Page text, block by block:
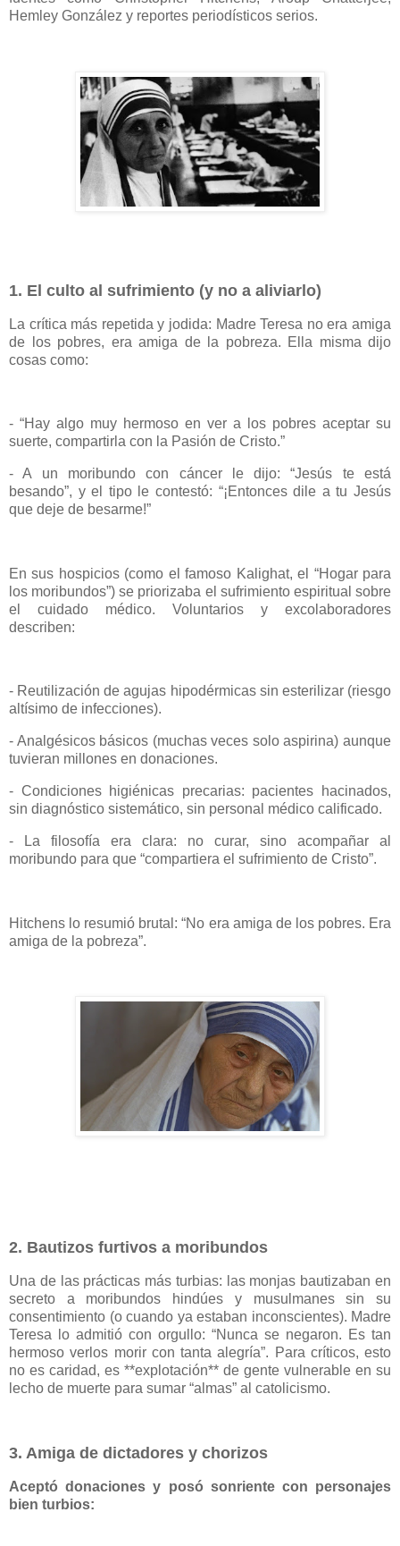
Hemley González y reportes periodísticos serios.
1. El culto al sufrimiento (y no a aliviarlo)
La crítica más repetida y jodida: Madre Teresa no era amiga
de los pobres, era amiga de la pobreza. Ella misma dijo
cosas como:
- “Hay algo muy hermoso en ver a los pobres aceptar su
suerte, compartirla con la Pasión de Cristo.”
- A un moribundo con cáncer le dijo: “Jesús te está
besando”, y el tipo le contestó: “¡Entonces dile a tu Jesús
que deje de besarme!”
En sus hospicios (como el famoso Kalighat, el “Hogar para
los moribundos”) se priorizaba el sufrimiento espiritual sobre
el cuidado médico. Voluntarios y excolaboradores
describen:
- Reutilización de agujas hipodérmicas sin esterilizar (riesgo
altísimo de infecciones).
- Analgésicos básicos (muchas veces solo aspirina) aunque
tuvieran millones en donaciones.
- Condiciones higiénicas precarias: pacientes hacinados,
sin diagnóstico sistemático, sin personal médico calificado.
- La filosofía era clara: no curar, sino acompañar al
moribundo para que “compartiera el sufrimiento de Cristo”.
Hitchens lo resumió brutal: “No era amiga de los pobres. Era
amiga de la pobreza”.
2. Bautizos furtivos a moribundos
Una de las prácticas más turbias: las monjas bautizaban en
secreto a moribundos hindúes y musulmanes sin su
consentimiento (o cuando ya estaban inconscientes). Madre
Teresa lo admitió con orgullo: “Nunca se negaron. Es tan
hermoso verlos morir con tanta alegría”. Para críticos, esto
no es caridad, es **explotación** de gente vulnerable en su
lecho de muerte para sumar “almas” al catolicismo.
3. Amiga de dictadores y chorizos
Aceptó donaciones y posó sonriente con personajes
bien turbios: